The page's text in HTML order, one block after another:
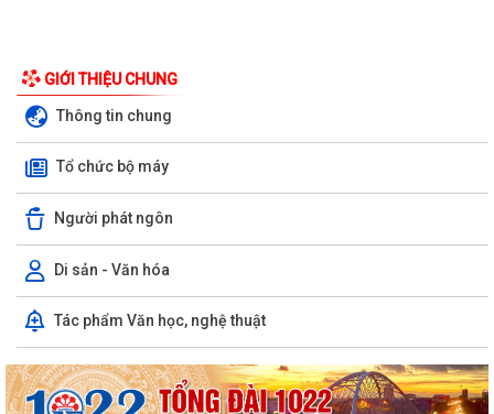
GIỚI THIỆU CHUNG
Thông tin chung
Tổ chức bộ máy
Người phát ngôn
Di sản - Văn hóa
Tác phẩm Văn học, nghệ thuật
LIỆT SĨ
Văn bản hợp nhất số 72/2026/VBHN-NĐ-BNNMT ngày 20 tháng 7
năm 2026 về Nghị định xử phạt vi phạm...